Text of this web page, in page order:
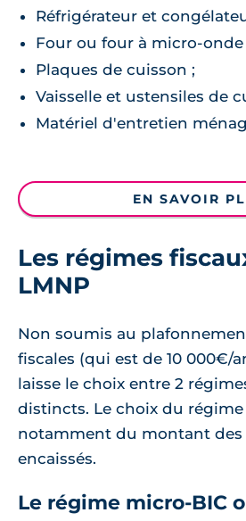
Réfrigérateur et
Four ou four à micro-onde
Plaques de cuisson ;
Vaisselle et ustensiles de
Matériel d'entretien
EN SAVOIR
Les régimes
LMNP
Non soumis au
fiscales (qui est de 10 000€/
laisse le choix entre 2
distincts. Le choix du
notamment du montant des
encaissés.
Le régime micro-BIC